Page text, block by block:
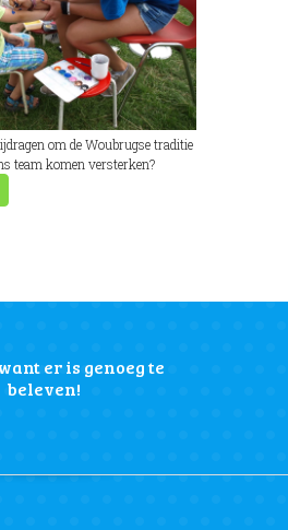
om de Woubrugse traditie
team komen versterken?
er is genoeg te
beleven!